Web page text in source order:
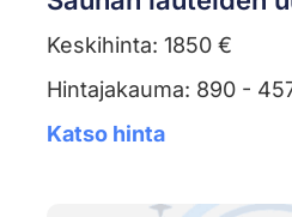
Keskihinta: 1850 €
Hintajakauma: 890 -
Katso hinta